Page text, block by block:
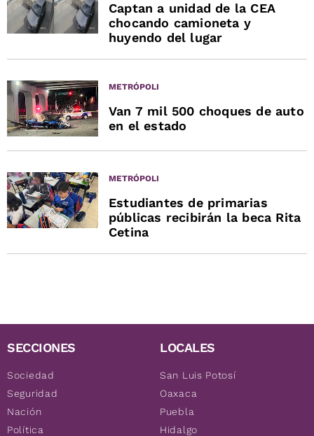
Captan a unidad de la CEA
chocando camioneta y
huyendo del lugar
METRÓPOLI
Van 7 mil 500 choques de auto
en el estado
METRÓPOLI
Estudiantes de primarias
públicas recibirán la beca Rita
Cetina
SECCIONES
Sociedad
Seguridad
Nación
Política
LOCALES
San Luis Potosí
Oaxaca
Puebla
Hidalgo